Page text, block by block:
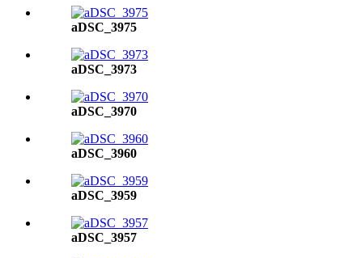
aDSC_3975
aDSC_3973
aDSC_3970
aDSC_3960
aDSC_3959
aDSC_3957